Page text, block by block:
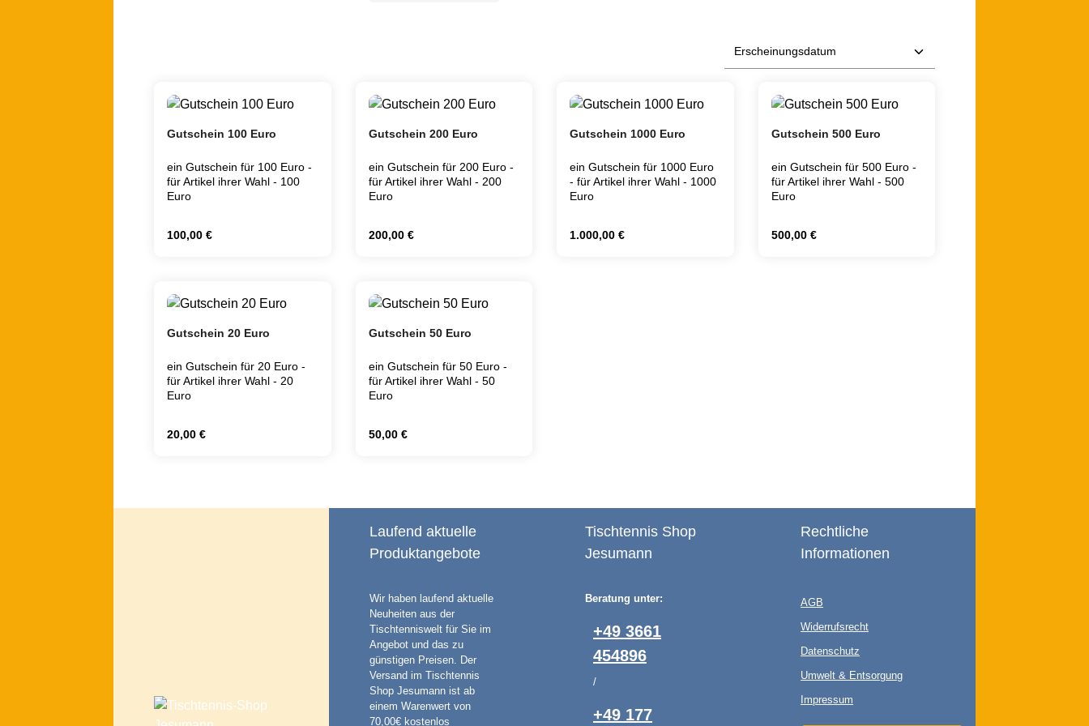
Gutschein 100 Euro
ein Gutschein für 100 Euro -
für Artikel ihrer Wahl - 100
Euro
Regulärer Preis:
100,00 €
Gutschein 200 Euro
ein Gutschein für 200 Euro -
für Artikel ihrer Wahl - 200
Euro
Regulärer Preis:
200,00 €
Gutschein 1000 Euro
ein Gutschein für 1000 Euro
- für Artikel ihrer Wahl - 1000
Euro
Regulärer Preis:
1.000,00 €
Gutschein 500 Euro
ein Gutschein für 500 Euro -
für Artikel ihrer Wahl - 500
Euro
Regulärer Preis:
500,00 €
Gutschein 20 Euro
ein Gutschein für 20 Euro -
für Artikel ihrer Wahl - 20
Euro
Regulärer Preis:
20,00 €
Gutschein 50 Euro
ein Gutschein für 50 Euro -
für Artikel ihrer Wahl - 50
Euro
Regulärer Preis:
50,00 €
Laufend aktuelle
Produktangebote
Wir haben laufend aktuelle
Neuheiten aus der
Tischtenniswelt für Sie im
Angebot und das zu
günstigen Preisen. Der
Versand im Tischtennis
Shop Jesumann ist ab
einem Warenwert von
70,00€ kostenlos
Tischtennis Shop
Jesumann
Beratung unter:
+49 3661
454896
/
+49 177
Rechtliche
Informationen
AGB
Widerrufsrecht
Datenschutz
Umwelt & Entsorgung
Impressum